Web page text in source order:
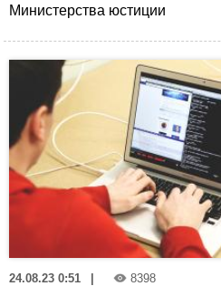
Министерства юстиции
24.08.23 0:51 | 8398